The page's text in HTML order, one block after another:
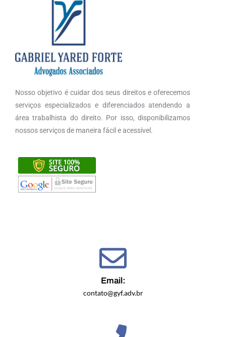
Nosso objetivo é cuidar dos seus direitos e oferecemos
serviços especializados e diferenciados atendendo a
área trabalhista do direito. Por isso, disponibilizamos
nossos serviços de maneira fácil e acessível.
Email:
contato@gyf.adv.br